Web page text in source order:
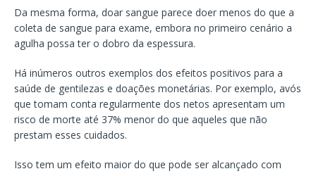
Da mesma forma, doar sangue parece doer menos do que a
coleta de sangue para exame, embora no primeiro cenário a
agulha possa ter o dobro da espessura.
Há inúmeros outros exemplos dos efeitos positivos para a
saúde de gentilezas e doações monetárias. Por exemplo, avós
que tomam conta regularmente dos netos apresentam um
risco de morte até 37% menor do que aqueles que não
prestam esses cuidados.
Isso tem um efeito maior do que pode ser alcançado com